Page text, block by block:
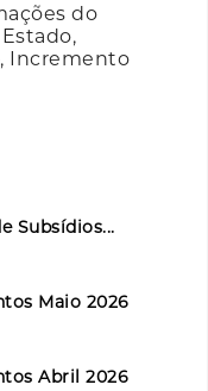
do
Incremento
Subsídios...
Maio 2026
Abril 2026